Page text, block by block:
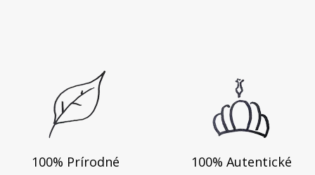
100% Prírodné 100% Autentické